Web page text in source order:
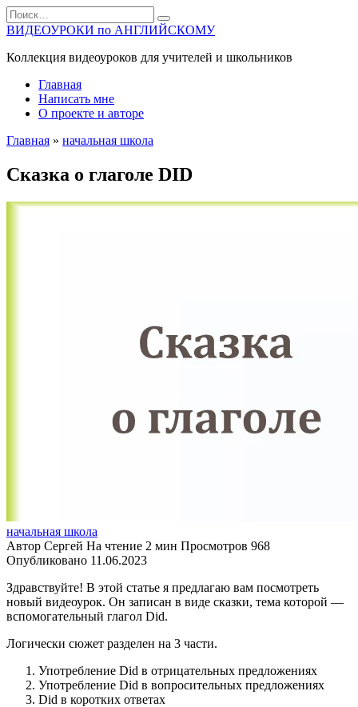
Перейти
к
содержанию
Search
for:
ВИДЕОУРОКИ по АНГЛИЙСКОМУ
Коллекция видеоуроков для учителей и школьников
Главная
Написать мне
О проекте и авторе
Главная » начальная школа
Сказка о глаголе DID
начальная школа
Автор Сергей На чтение 2 мин Просмотров 968
Опубликовано 11.06.2023
Здравствуйте! В этой статье я предлагаю вам посмотреть
новый видеоурок. Он записан в виде сказки, тема которой —
вспомогательный глагол Did.
Логически сюжет разделен на 3 части.
Употребление Did в отрицательных предложениях
Употребление Did в вопросительных предложениях
Did в коротких ответах